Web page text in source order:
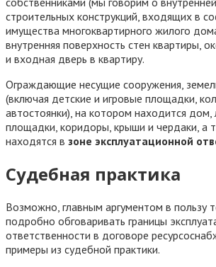
строительных конструкций, входящих в
имущества многоквартирного жилого
внутренняя поверхность стен квартиры,
и входная дверь в квартиру.
Ограждающие несущие сооружения,
(включая детские и игровые площадки,
автостоянки), на котором находится дом,
площадки, коридоры, крыши и чердаки, а
находятся в зоне эксплуатационной
Судебная практика
Возможно, главным аргументом в пользу
подробно обговаривать границы
ответственности в договоре
примеры из судебной практики.